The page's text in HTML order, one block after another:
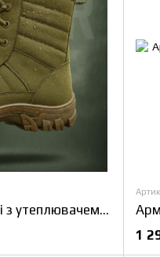
Берці Evolution зимові з утеплювачем Slimtex, хакі, 39 р
1